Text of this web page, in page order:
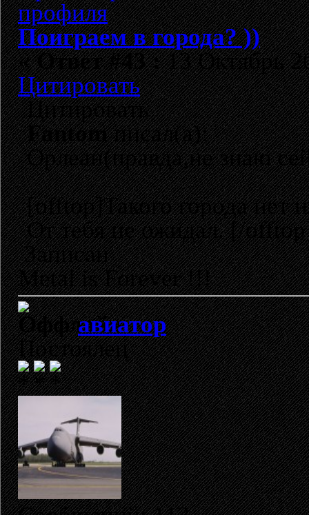
Поиграем в города? ))
«Ответ #43 :13 Октябрь
Цитировать
Цитировать
Fantomписал(а):
Орлеан(правда,не знаю
[offtop]Такого города нет
От тебя не ожидал. [/
Записан
Metal is Forever !!!
авиатор
Постоялец